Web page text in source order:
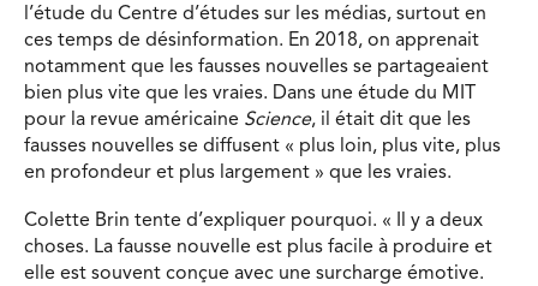
l’étude du Centre d’études sur les médias, surtout en
ces temps de désinformation. En 2018, on apprenait
notamment que les fausses nouvelles se partageaient
bien plus vite que les vraies. Dans une étude du MIT
pour la revue américaine Science, il était dit que les
fausses nouvelles se diffusent « plus loin, plus vite, plus
en profondeur et plus largement » que les vraies.
Colette Brin tente d’expliquer pourquoi. « Il y a deux
choses. La fausse nouvelle est plus facile à produire et
elle est souvent conçue avec une surcharge émotive.